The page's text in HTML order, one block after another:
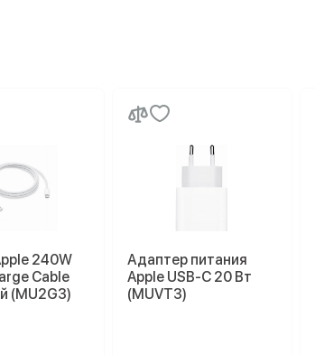
240W
Cable
(MU2G3)
Адаптер питания
Apple USB-C 20 Вт
(MUVT3)